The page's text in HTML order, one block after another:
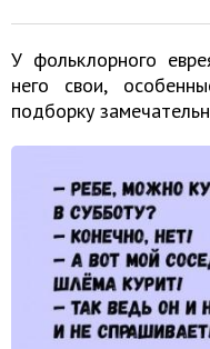
У фольклорного
него свои,
подборку